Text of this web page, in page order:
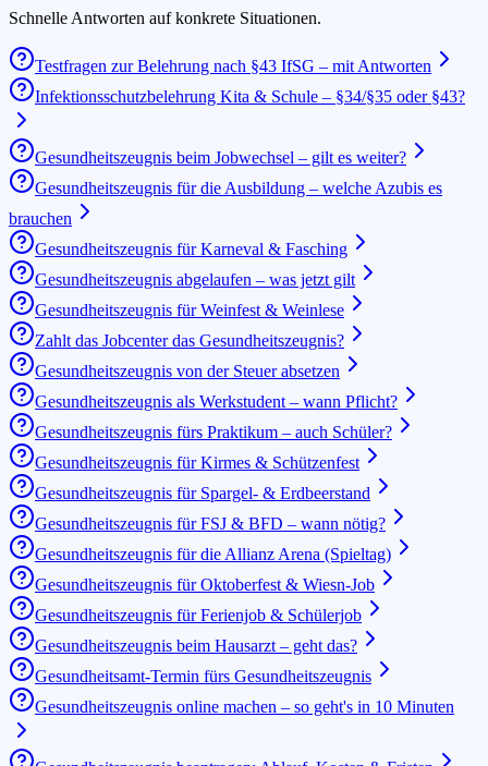
Schnelle Antworten auf konkrete Situationen.
Testfragen zur Belehrung nach §43 IfSG – mit Antworten
Infektionsschutzbelehrung Kita & Schule – §34/§35 oder §43?
Gesundheitszeugnis beim Jobwechsel – gilt es weiter?
Gesundheitszeugnis für die Ausbildung – welche Azubis es
brauchen
Gesundheitszeugnis für Karneval & Fasching
Gesundheitszeugnis abgelaufen – was jetzt gilt
Gesundheitszeugnis für Weinfest & Weinlese
Zahlt das Jobcenter das Gesundheitszeugnis?
Gesundheitszeugnis von der Steuer absetzen
Gesundheitszeugnis als Werkstudent – wann Pflicht?
Gesundheitszeugnis fürs Praktikum – auch Schüler?
Gesundheitszeugnis für Kirmes & Schützenfest
Gesundheitszeugnis für Spargel- & Erdbeerstand
Gesundheitszeugnis für FSJ & BFD – wann nötig?
Gesundheitszeugnis für die Allianz Arena (Spieltag)
Gesundheitszeugnis für Oktoberfest & Wiesn-Job
Gesundheitszeugnis für Ferienjob & Schülerjob
Gesundheitszeugnis beim Hausarzt – geht das?
Gesundheitsamt-Termin fürs Gesundheitszeugnis
Gesundheitszeugnis online machen – so geht's in 10 Minuten